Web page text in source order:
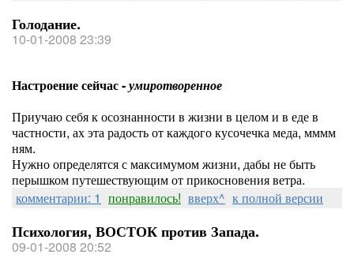
Голодание.
10-01-2008 23:39
Настроение сейчас -умиротворенное
Приучаю себя к осознанности в жизни в целом и в еде в
частности, ах эта радость от каждого кусочечка меда, мммм
ням.
Нужно определятся с максимумом жизни, дабы не быть
перышком путешествующим от прикосновения ветра.
комментарии: 1 понравилось! вверх^ к полной версии
Психология, ВОСТОК против Запада.
09-01-2008 20:52